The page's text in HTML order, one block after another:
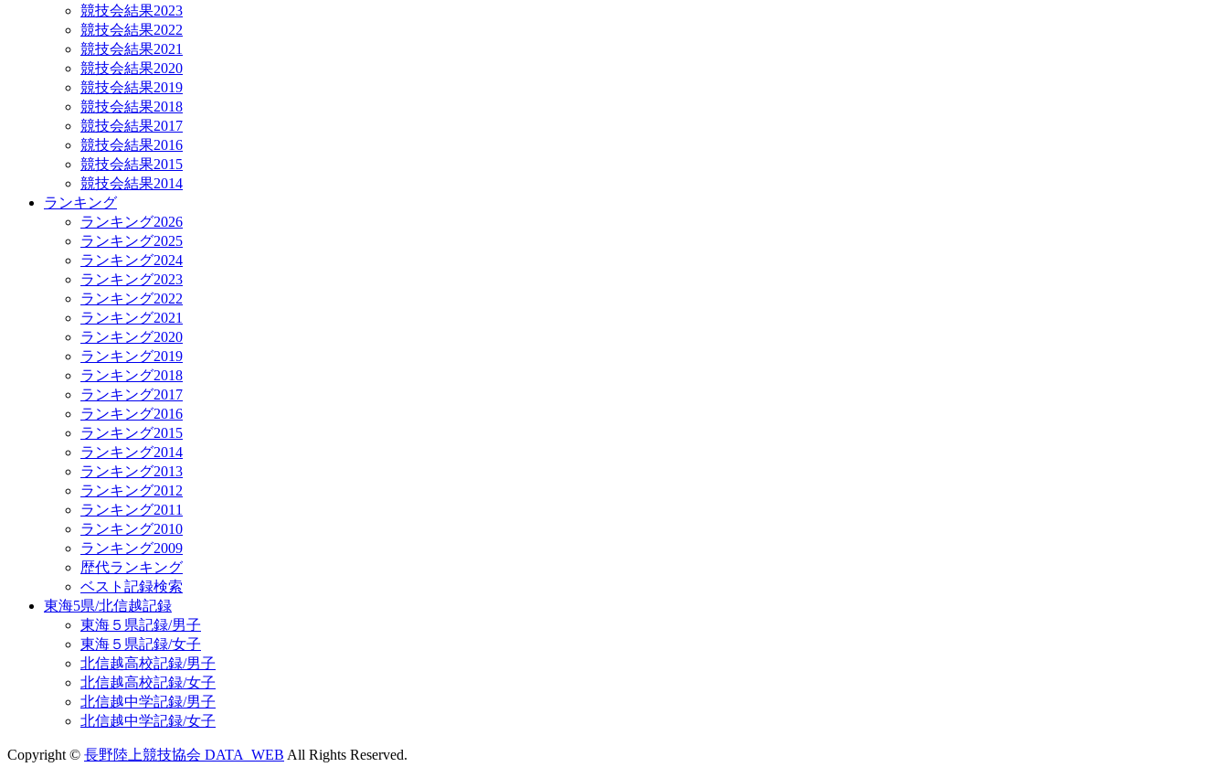
競技会結果2023
競技会結果2022
競技会結果2021
競技会結果2020
競技会結果2019
競技会結果2018
競技会結果2017
競技会結果2016
競技会結果2015
競技会結果2014
ランキング
ランキング2026
ランキング2025
ランキング2024
ランキング2023
ランキング2022
ランキング2021
ランキング2020
ランキング2019
ランキング2018
ランキング2017
ランキング2016
ランキング2015
ランキング2014
ランキング2013
ランキング2012
ランキング2011
ランキング2010
ランキング2009
歴代ランキング
ベスト記録検索
東海5県/北信越記録
東海５県記録/男子
東海５県記録/女子
北信越高校記録/男子
北信越高校記録/女子
北信越中学記録/男子
北信越中学記録/女子
Copyright © 長野陸上競技協会 DATA_WEB All Rights Reserved.